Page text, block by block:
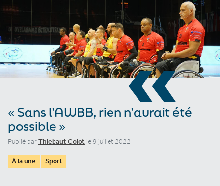
«
« Sans l’AWBB, rien n’aurait été
possible »
Publié parThiebaut Colot le 9 juillet 2022
À la une Sport